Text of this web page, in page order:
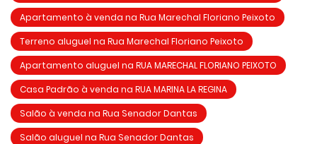
Apartamento à venda na Rua Marechal Floriano Peixoto
Terreno aluguel na Rua Marechal Floriano Peixoto
Apartamento aluguel na RUA MARECHAL FLORIANO PEIXOTO
Casa Padrão à venda na RUA MARINA LA REGINA
Salão à venda na Rua Senador Dantas
Salão aluguel na Rua Senador Dantas